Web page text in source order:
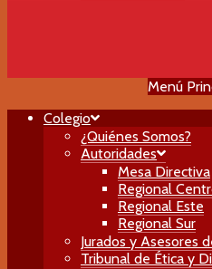
Menú
Colegio
¿Quiénes Somos?
Autoridades
Mesa Directiva
Regional
Regional Este
Regional Sur
Jurados y Asesores
Tribunal de Ética y